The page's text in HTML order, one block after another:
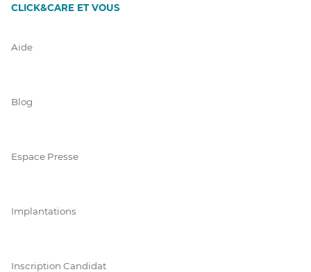
CLICK&CARE ET VOUS
Aide
Blog
Espace Presse
Implantations
Inscription Candidat